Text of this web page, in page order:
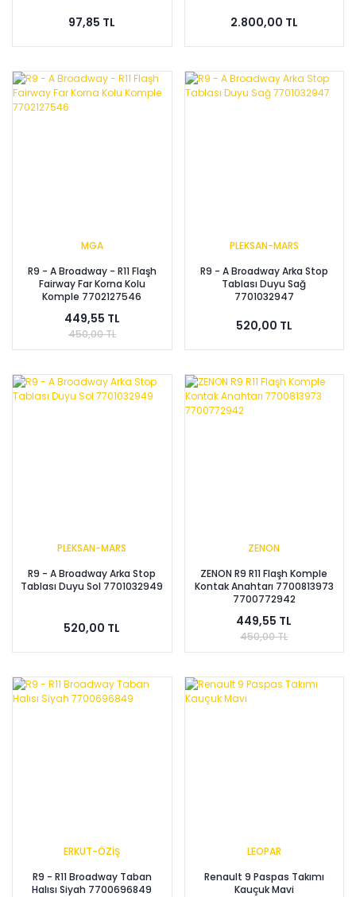
97,85 TL 2.800,00 TL
MGA
R9 - A Broadway - R11 Flaşh
Fairway Far Korna Kolu
Komple 7702127546
449,55 TL
450,00 TL
PLEKSAN-MARS
R9 - A Broadway Arka Stop
Tablası Duyu Sağ
7701032947
520,00 TL
PLEKSAN-MARS
R9 - A Broadway Arka Stop
Tablası Duyu Sol 7701032949
520,00 TL
ZENON
ZENON R9 R11 Flaşh Komple
Kontak Anahtarı 7700813973
7700772942
449,55 TL
450,00 TL
ERKUT-ÖZİŞ
R9 - R11 Broadway Taban
Halısı Siyah 7700696849
LEOPAR
Renault 9 Paspas Takımı
Kauçuk Mavi